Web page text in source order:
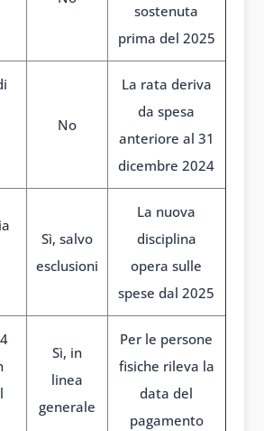
sostenuta
prima del 2025
No
La rata deriva
da spesa
anteriore al 31
dicembre 2024
Sì, salvo
esclusioni
La nuova
disciplina
opera sulle
spese dal 2025
Sì, in
linea
generale
Per le persone
fisiche rileva la
data del
pagamento